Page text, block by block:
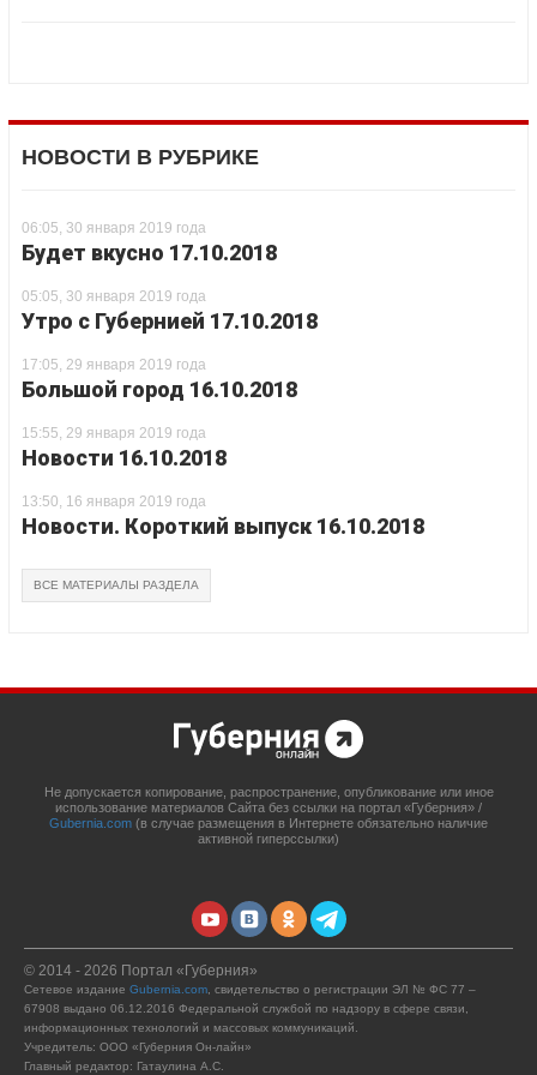
НОВОСТИ В РУБРИКЕ
06:05, 30 января 2019 года
Будет вкусно 17.10.2018
05:05, 30 января 2019 года
Утро с Губернией 17.10.2018
17:05, 29 января 2019 года
Большой город 16.10.2018
15:55, 29 января 2019 года
Новости 16.10.2018
13:50, 16 января 2019 года
Новости. Короткий выпуск 16.10.2018
ВСЕ МАТЕРИАЛЫ РАЗДЕЛА
Не допускается копирование, распространение, опубликование или иное
использование материалов Сайта без ссылки на портал «Губерния» /
Gubernia.com (в случае размещения в Интернете обязательно наличие
активной гиперссылки)
© 2014 - 2026 Портал «Губерния»
Сетевое издание Gubernia.com , свидетельство о регистрации ЭЛ № ФС 77 –
67908 выдано 06.12.2016 Федеральной службой по надзору в сфере связи,
информационных технологий и массовых коммуникаций.
Учредитель: ООО «Губерния Он-лайн»
Главный редактор: Гатаулина А.С.